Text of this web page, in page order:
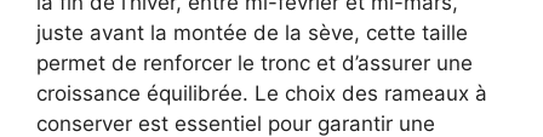
juste avant la montée de la sève, cette taille
permet de renforcer le tronc et d’assurer une
croissance équilibrée. Le choix des rameaux à
conserver est essentiel pour garantir une